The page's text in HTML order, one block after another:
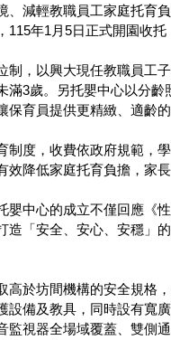
、減輕教職員工家庭托育
115年1月5日正式開園收
制，以興大現任教職員工
滿3歲。另托嬰中心以分
保育員提供更精緻、適齡的
制度，收費依政府規範，
效降低家庭托育負擔，家
嬰中心的成立不僅回應《
造「安全、安心、安穩」
高於坊間機構的安全規格
設備及教具，同時設有寬
監視器全場域覆蓋、雙側